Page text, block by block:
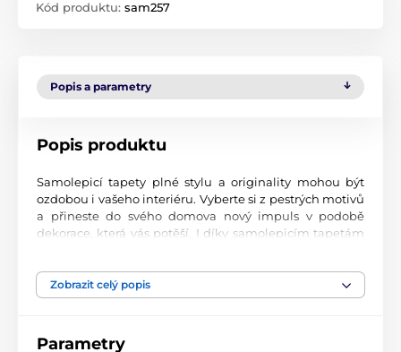
Kód produktu: sam257
Popis a parametry
Popis produktu
Samolepicí tapety plné stylu a originality mohou být
ozdobou i vašeho interiéru. Vyberte si z pestrých motivů
a přineste do svého domova nový impuls v podobě
dekorace, která vás potěší. I díky samolepicím tapetám
Perfektní tiskové zpracování
materiál s jemným povrchem a matným vzhledem. Tisk
Zobrazit celý popis
Parametry